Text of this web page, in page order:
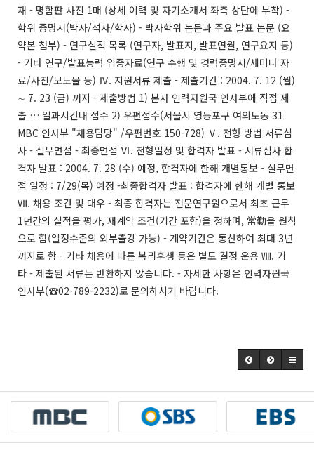
재 - 명함판 사진 1매 (상세 이력 및 자기소개서 좌측 상단에 부착) -
학위 증명서(박사/석사/학사) - 박사학위 논문과 주요 발표 논문 (요
약본 첨부) - 연구실적 목록 (연구자, 발표지, 발표연월, 연구요지 등)
- 기타 연구/발표능력 입증자료(연구 수행 및 경력증명서/세미나 자
료/사진/보도물 등) Ⅳ. 지원서류 제출 - 제출기간 : 2004. 7. 12 (월)
∼ 7. 23 (금) 까지 - 제출방법 1) 본사 인력자원국 인사부에 직접 제
출 … 일과시간내 접수 2) 우편접수(서울시 영등포구 여의도동 31
MBC 인사부 "채용담당" /우편번호 150-728) Ⅴ. 전형 방법 서류심
사 - 실무면접 - 최종면접 Ⅵ. 전형일정 및 합격자 발표 - 서류심사 합
격자 발표 : 2004. 7. 28 (수) 예정, 합격자에 한해 개별통보 - 실무면
접 일정 : 7/29(목) 예정 -최종합격자 발표 : 합격자에 한해 개별 통보
Ⅶ. 채용 조건 및 대우 - 최종 합격자는 전문연구원으로서 최초 근무
1년간의 실적을 평가, 재계약 조건(기간 포함)을 정하며, 常勤을 원칙
으로 함(일정수준의 외부출강 가능) - 계약기간은 통산하여 최대 3년
까지로 함 - 기타 채용에 따른 복리후생 등은 별도 결정 운용 Ⅷ. 기
타 - 제출된 서류는 반환하지 않습니다. - 자세한 사항은 인력자원국
인사부(☎02-789-2232)로 문의하시기 바랍니다.